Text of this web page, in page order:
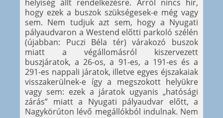
helyiség állt rendelkezésre. Arról nincs hír,
hogy ezek a buszok szükségesek-e még vagy
sem. Nem tudjuk azt sem, hogy a Nyugati
pályaudvaron a Westend előtti parkoló szélén
(újabban: Puczi Béla tér) várakozó buszok
miatt a végállomásról kiszervezett
buszjáratok, a 26-os, a 91-es, a 191-es és a
291-es nappali járatok, illetve egyes éjszakaiak
visszakerülnek-e így a megszokott helyükre
vagy sem: ezek a járatok ugyanis „hatósági
zárás” miatt a Nyugati pályaudvar előtt, a
Nagykörúton lévő megállókból indulnak. Nem